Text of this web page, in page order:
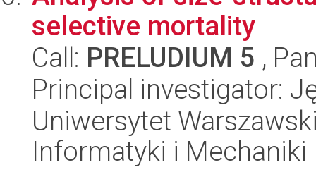
selective mortality
Call: PRELUDIUM 5 ,
Principal investigator:
Uniwersytet
Informatyki i Mechaniki